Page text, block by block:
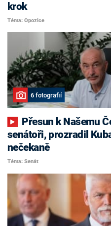
krok
Téma: Opozice
6 fotografií
senátoři, prozradil
nečekaně
Téma: Senát